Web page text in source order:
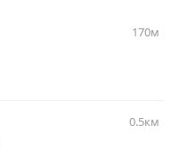
170м
0.5км